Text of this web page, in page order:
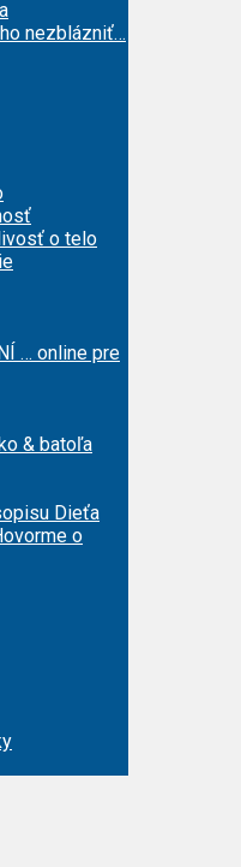
nezblázniť…
o telo
… online pre
& batoľa
Dieťa
o